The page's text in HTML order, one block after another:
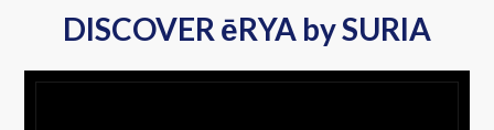
DISCOVER ēRYA by SURIA